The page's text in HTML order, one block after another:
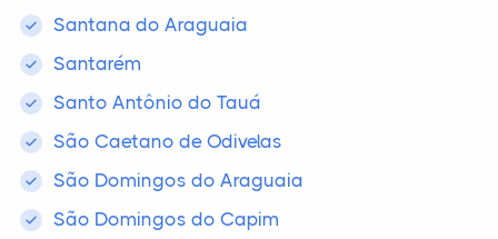
Santana do Araguaia
Santarém
Santo Antônio do Tauá
São Caetano de Odivelas
São Domingos do Araguaia
São Domingos do Capim